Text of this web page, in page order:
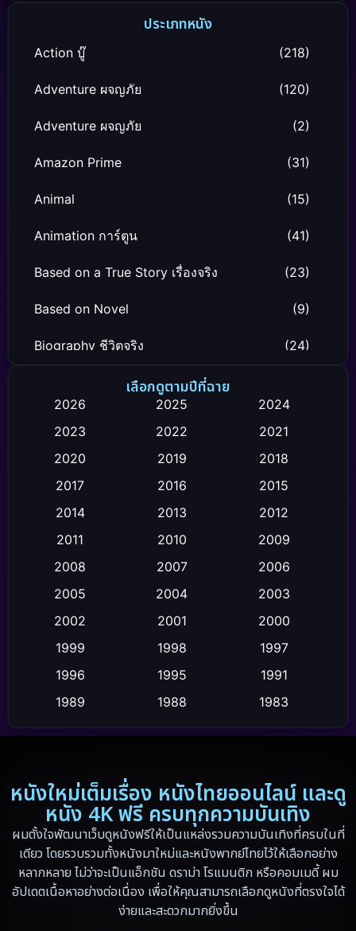
ประเภทหนัง
Action บู๊ (218)
Adventure ผจญภัย (120)
Adventure ผจญภัย (2)
Amazon Prime (31)
Animal (15)
Animation การ์ตูน (41)
Based on a True Story เรื่องจริง (23)
Based on Novel (9)
Biography ชีวิตจริง (24)
Comedy ตลก (119)
Comedy ตลก
Crime อาชญากรรม (111)
Crime อาชญากรรม
Culture
Dance เต้น
Disaster (13)
Disney+ (5)
Documentary สารคดี (19)
Drama ดราม่า (10)
เลือกดูตามปีที่ฉาย
2026 2025
2024
2023
2022
2021
2020
2019
2018
2017
2016
2015
2014
2013
2012
2011
2010
2009
2008
2007
2006
2005
2004
2003
2002
2001
2000
1999
1998
1997
1996
1995
1991
1989
1988
1983
1982
1971
1962
หนังใหม่เต็มเรื่อง หนังไทยออนไลน์ และดู
หนัง 4K ฟรี ครบทุกความบันเทิง
ผมตั้งใจพัฒนาเว็บดูหนังฟรีให้เป็นแหล่งรวมความบันเทิงที่ครบในที่
เดียว โดยรวบรวมทั้งหนังมาใหม่และหนังพากย์ไทยไว้ให้เลือกอย่าง
หลากหลาย ไม่ว่าจะเป็นแอ็กชัน ดราม่า โรแมนติก หรือคอมเมดี้ ผม
อัปเดตเนื้อหาอย่างต่อเนื่อง เพื่อให้คุณสามารถเลือกดูหนังที่ตรงใจได้
ง่ายและสะดวกมากยิ่งขึ้น